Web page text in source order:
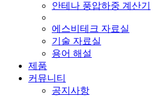
안테나 풍압하중 계산기
에스비테크 자료실
기술 자료실
용어 해설
제품
커뮤니티
공지사항